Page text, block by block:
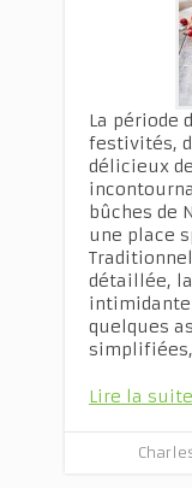
La période
festivités,
délicieux
bûches de
une place
détaillée,
intimidante
quelques
Lire la suite